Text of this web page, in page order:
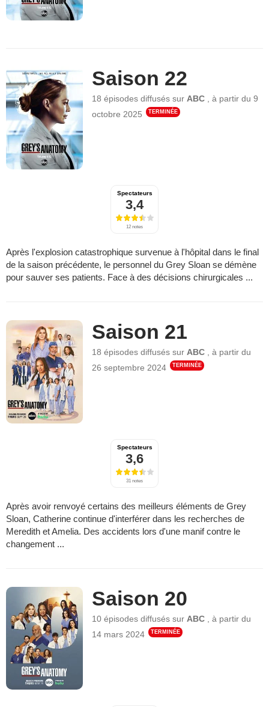
Saison 22
18 épisodes diffusés sur ABC ,à partir du9
octobre 2025
TERMINÉE
Spectateurs
3,4
12 notes
Après l'explosion catastrophique survenue à l'hôpital dans le final
de la saison précédente, le personnel du Grey Sloan se démène
pour sauver ses patients. Face à des décisions chirurgicales ...
Saison 21
18 épisodes diffusés surABC ,à partir du
26 septembre 2024
TERMINÉE
Spectateurs
3,6
31 notes
Après avoir renvoyé certains des meilleurs éléments de Grey
Sloan, Catherine continue d'interférer dans les recherches de
Meredith et Amelia. Des accidents lors d'une manif contre le
changement ...
Saison 20
10 épisodes diffusés sur ABC ,à partir du
14 mars 2024
TERMINÉE